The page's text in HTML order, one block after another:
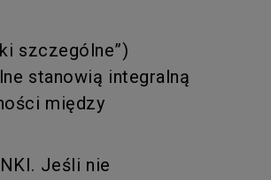
szczególne”)
stanowią integralną
między
Jeśli nie